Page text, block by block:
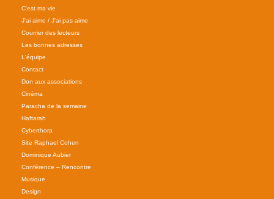
C'est ma vie
J'ai aime / J'ai pas aime
Courrier des lecteurs
Les bonnes adresses
L'équipe
Contact
Don aux associations
Cinéma
Paracha de la semaine
Haftarah
Cyberthora
Site Raphael Cohen
Dominique Aubier
Conférence – Rencontre
Musique
Design